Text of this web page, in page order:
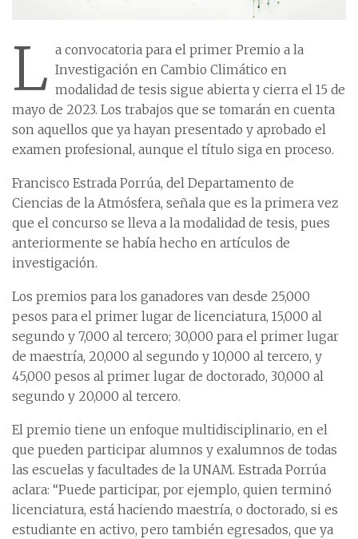
L a convocatoria para el primer Premio a la
Investigación en Cambio Climático en
modalidad de tesis sigue abierta y cierra el 15 de
mayo de 2023. Los trabajos que se tomarán en cuenta
son aquellos que ya hayan presentado y aprobado el
examen profesional, aunque el título siga en proceso.
Francisco Estrada Porrúa, del Departamento de
Ciencias de la Atmósfera, señala que es la primera vez
que el concurso se lleva a la modalidad de tesis, pues
anteriormente se había hecho en artículos de
investigación.
Los premios para los ganadores van desde 25,000
pesos para el primer lugar de licenciatura, 15,000 al
segundo y 7,000 al tercero; 30,000 para el primer lugar
de maestría, 20,000 al segundo y 10,000 al tercero, y
45,000 pesos al primer lugar de doctorado, 30,000 al
segundo y 20,000 al tercero.
El premio tiene un enfoque multidisciplinario, en el
que pueden participar alumnos y exalumnos de todas
las escuelas y facultades de la UNAM. Estrada Porrúa
aclara: “Puede participar, por ejemplo, quien terminó
licenciatura, está haciendo maestría, o doctorado, si es
estudiante en activo, pero también egresados, que ya